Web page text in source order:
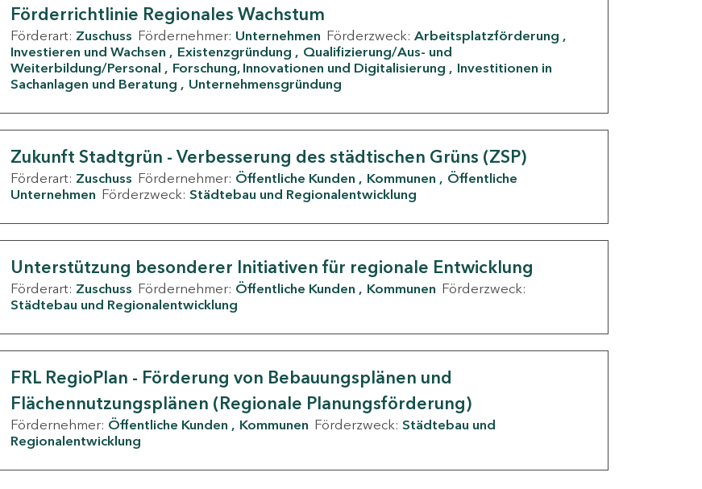
Förderrichtlinie Regionales Wachstum
Förderart: Zuschuss Fördernehmer: Unternehmen Förderzweck: Arbeitsplatzförderung
Investieren und Wachsen
Existenzgründung
Qualifizierung/Aus- und
Weiterbildung/Personal
Forschung, Innovationen und Digitalisierung
Investitionen in
Sachanlagen und Beratung
Unternehmensgründung
Zukunft Stadtgrün - Verbesserung des städtischen Grüns (ZSP)
Förderart: Zuschuss Fördernehmer: Öffentliche Kunden Kommunen
Öffentliche
Unternehmen Förderzweck: Städtebau und Regionalentwicklung
Unterstützung besonderer Initiativen für regionale Entwicklung
Förderart: Zuschuss Fördernehmer: Öffentliche Kunden Kommunen Förderzweck:
Städtebau und Regionalentwicklung
FRL RegioPlan - Förderung von Bebauungsplänen und
Flächennutzungsplänen (Regionale Planungsförderung)
Fördernehmer: Öffentliche Kunden Kommunen Förderzweck: Städtebau und
Regionalentwicklung